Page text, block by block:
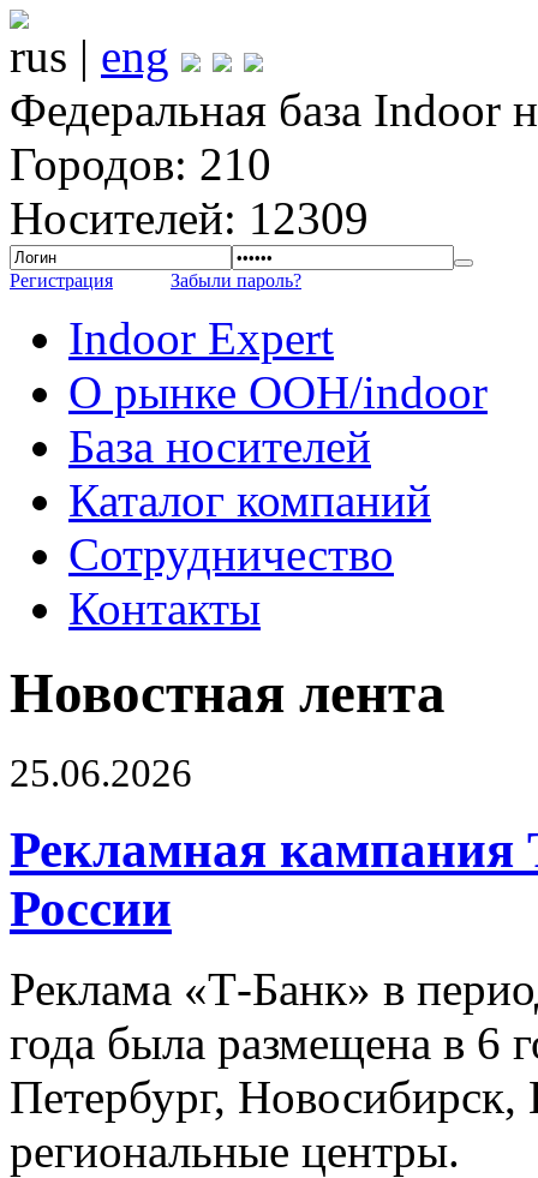
rus | eng
Федеральная база Indoor
Городов: 210
Носителей: 12309
Регистрация Забыли пароль?
Indoor Expert
О рынке OOH/indoor
База носителей
Каталог компаний
Сотрудничество
Контакты
Новостная лента
25.06.2026
Рекламная кампания
России
Реклама «Т-Банк» в
года была размещена в 6
Петербург,
региональные центры.